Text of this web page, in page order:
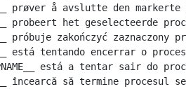
prøver å avslutte den markerte
probeert het geselecteerde
próbuje zakończyć zaznaczony
está tentando encerrar o
está a tentar sair do
încearcă să termine procesul